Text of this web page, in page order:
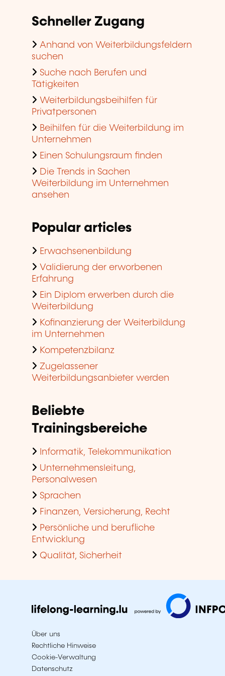
Schneller Zugang
Anhand von Weiterbildungsfeldern
suchen
Suche nach Berufen und
Tätigkeiten
Weiterbildungsbeihilfen für
Privatpersonen
Beihilfen für die Weiterbildung im
Unternehmen
Einen Schulungsraum finden
Die Trends in Sachen
Weiterbildung im Unternehmen
ansehen
Popular articles
Erwachsenenbildung
Validierung der erworbenen
Erfahrung
Ein Diplom erwerben durch die
Weiterbildung
Kofinanzierung der Weiterbildung
im Unternehmen
Kompetenzbilanz
Zugelassener
Weiterbildungsanbieter werden
Beliebte
Trainingsbereiche
Informatik, Telekommunikation
Unternehmensleitung,
Personalwesen
Sprachen
Finanzen, Versicherung, Recht
Persönliche und berufliche
Entwicklung
Qualität, Sicherheit
Über uns
Rechtliche Hinweise
Cookie-Verwaltung
Datenschutz